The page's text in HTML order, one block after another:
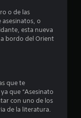
s
t
l
l
o de las
o
esta nueva
bordo del Orient
que te
que “Asesinato
con uno de los
de la literatura.